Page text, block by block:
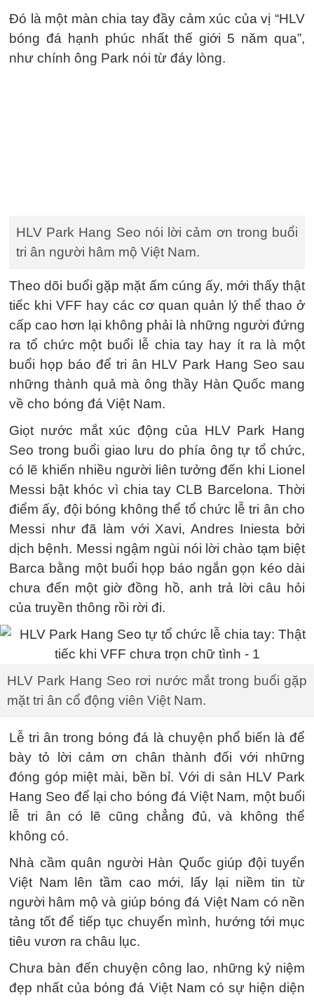
Đó là một màn chia tay đầy cảm xúc của vị “HLV
bóng đá hạnh phúc nhất thế giới 5 năm qua”,
như chính ông Park nói từ đáy lòng.
HLV Park Hang Seo nói lời cảm ơn trong buổi
tri ân người hâm mộ Việt Nam.
Theo dõi buổi gặp mặt ấm cúng ấy, mới thấy thật
tiếc khi VFF hay các cơ quan quản lý thể thao ở
cấp cao hơn lại không phải là những người đứng
ra tổ chức một buổi lễ chia tay hay ít ra là một
buổi họp báo để tri ân HLV Park Hang Seo sau
những thành quả mà ông thầy Hàn Quốc mang
về cho bóng đá Việt Nam.
Giọt nước mắt xúc động của HLV Park Hang
Seo trong buổi giao lưu do phía ông tự tổ chức,
có lẽ khiến nhiều người liên tưởng đến khi Lionel
Messi bật khóc vì chia tay CLB Barcelona. Thời
điểm ấy, đội bóng không thể tổ chức lễ tri ân cho
Messi như đã làm với Xavi, Andres Iniesta bởi
dịch bệnh. Messi ngậm ngùi nói lời chào tạm biệt
Barca bằng một buổi họp báo ngắn gọn kéo dài
chưa đến một giờ đồng hồ, anh trả lời câu hỏi
của truyền thông rồi rời đi.
HLV Park Hang Seo rơi nước mắt trong buổi gặp
mặt tri ân cổ động viên Việt Nam.
Lễ tri ân trong bóng đá là chuyện phổ biến là để
bày tỏ lời cảm ơn chân thành đối với những
đóng góp miệt mài, bền bỉ. Với di sản HLV Park
Hang Seo để lại cho bóng đá Việt Nam, một buổi
lễ tri ân có lẽ cũng chẳng đủ, và không thể
không có.
Nhà cầm quân người Hàn Quốc giúp đội tuyển
Việt Nam lên tầm cao mới, lấy lại niềm tin từ
người hâm mộ và giúp bóng đá Việt Nam có nền
tảng tốt để tiếp tục chuyển mình, hướng tới mục
tiêu vươn ra châu lục.
Chưa bàn đến chuyện công lao, những kỷ niệm
đẹp nhất của bóng đá Việt Nam có sự hiện diện